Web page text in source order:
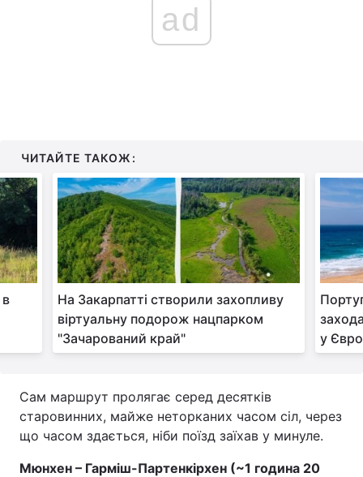
ad
ЧИТАЙТЕ ТАКОЖ:
На Закарпатті створили захопливу
віртуальну подорож нацпарком
"Зачарований край"
у
Сам маршрут пролягає серед десятків
старовинних, майже неторканих часом сіл, через
що часом здається, ніби поїзд заїхав у минуле.
Мюнхен – Гарміш-Партенкірхен (~1 година 20